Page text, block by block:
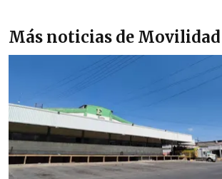
Más noticias de Movilidad